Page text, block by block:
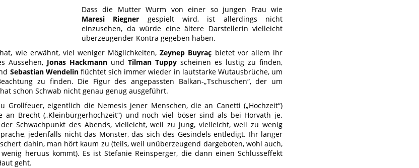
Dass die Mutter Wurm von einer so jungen Frau wie
Maresi Riegner gespielt wird, ist allerdings nicht
einzusehen, da würde eine ältere Darstellerin vielleicht
überzeugender Kontra gegeben haben.
wie erwähnt, viel weniger Möglichkeiten,Zeynep Buyraç bietet vor allem ihr
Aussehen, Jonas Hackmann und Tilman Tuppy scheinen es lustig zu finden,
Sebastian Wendelinflüchtet sich immer wieder in lautstarke Wutausbrüche, um
zu finden. Die Figur des angepassten Balkan-„Tschuschen“, der um
schon Schwab nicht genau genug ausgeführt.
Grollfeuer, eigentlich die Nemesis jener Menschen, die an Canetti („Hochzeit“)
an Brecht („Kleinbürgerhochzeit“) und noch viel böser sind als bei Horvath je.
Schwachpunkt des Abends, vielleicht, weil zu jung, vielleicht, weil zu wenig
jedenfalls nicht das Monster, das sich des Gesindels entledigt. Ihr langer
dahin, man hört kaum zu (teils, weil unüberzeugend dargeboten, wohl auch,
heruus kommt). Es ist Stefanie Reinsperger, die dann einen Schlusseffekt
geht.